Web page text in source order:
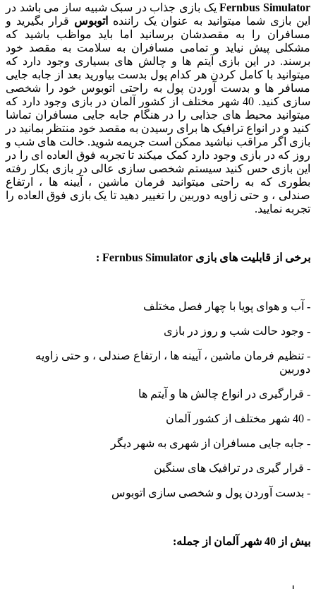
Fernbus Simulatorیک بازی جذاب در سبک شبیه ساز می باشد در
این بازی شما میتوانید به عنوان یک راننده
اتوبوس قرار بگیرید و
مسافران را به مقصدشان برسانید اما باید مواظب باشید که
مشکلی پیش نیاید و تمامی مسافران به سلامت به مقصد خود
برسند. در این بازی آیتم ها و چالش های بسیاری وجود دارد که
میتوانید با کامل کردن هر کدام پول بدست بیاورید بعد از جابه جایی
مسافر ها و بدست آوردن پول به راحتی اتوبوس خود را شخصی
سازی کنید. 40 شهر مختلف از کشور آلمان در بازی وجود دارد که
میتوانید محیط های جذابی را در هنگام جابه جایی مسافران تماشا
کنید و در انواع ترافیک ها برای رسیدن به مقصد خود منتظر بمانید در
بازی اگر مراقب نباشید ممکن است جریمه شوید. خالت های شب و
روز که در بازی وجود دارد کمک میکند تا تجربه فوق العاده ای را در
این بازی حس کنید سیستم شخصی سازی عالی در بازی بکار رفته
بطوری که به راحتی میتوانید فرمان ماشین ، آیینه ها ، ارتفاع
صندلی ، و حتی زاویه دوربین را تغییر دهید تا یک بازی فوق العاده را
تجربه نمایید.
برخی از قابلیت های بازی Fernbus Simulator :
- آب و هوای پویا با چهار فصل مختلف
- وجود حالت شب و روز در بازی
- تنظیم فرمان ماشین ، آیینه ها ، ارتفاع صندلی ، و حتی زاویه
دوربین
- قرارگیری در انواع چالش ها و آیتم ها
- 40 شهر مختلف از کشور آلمان
- جابه جایی مسافران از شهری به شهر دیگر
- قرار گیری در ترافیک های سنگین
- بدست آوردن پول و شخصی سازی اتوبوس
بیش از 40 شهر آلمان از جمله: